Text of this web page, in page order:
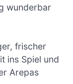
wunderbar
frischer
ins Spiel und
Arepas